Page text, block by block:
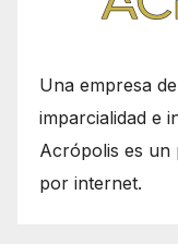
Una empresa
imparcialidad e
Acrópolis es un
por internet.